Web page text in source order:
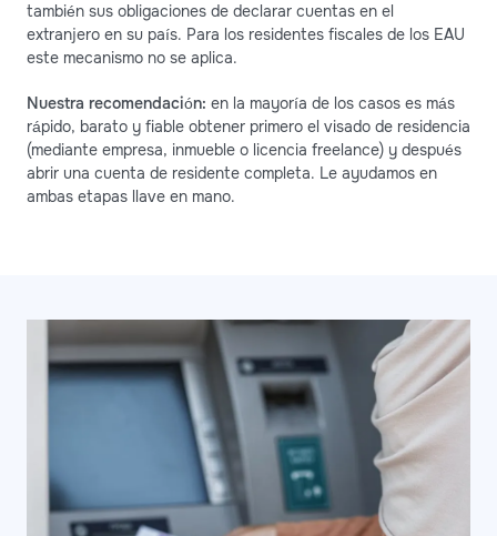
también sus obligaciones de declarar cuentas en el
extranjero en su país. Para los residentes fiscales de los EAU
este mecanismo no se aplica.
Nuestra recomendación: en la mayoría de los casos es más
rápido, barato y fiable obtener primero el visado de residencia
(mediante empresa, inmueble o licencia freelance) y después
abrir una cuenta de residente completa. Le ayudamos en
ambas etapas llave en mano.